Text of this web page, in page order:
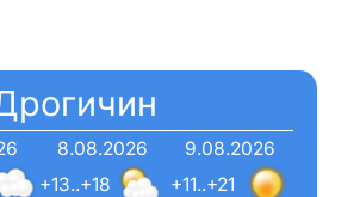
8.08.2026
+13..+18
9.08.2026
+11..+21